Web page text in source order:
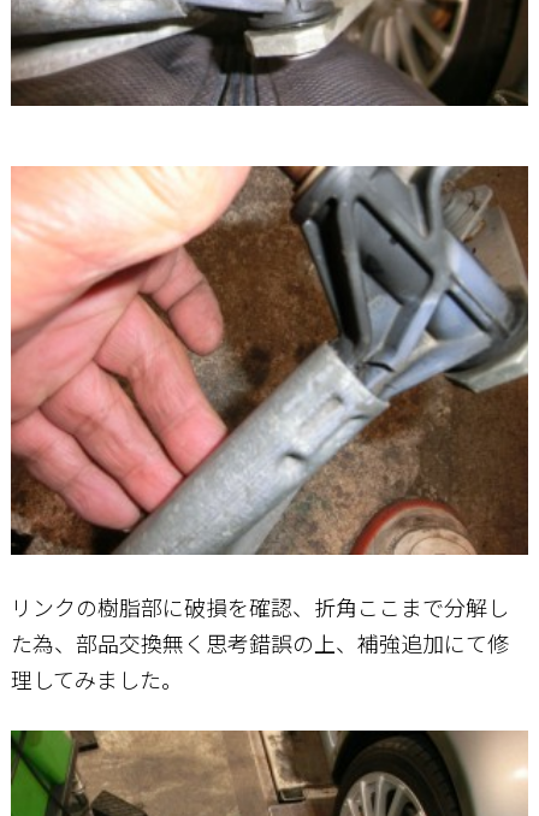
リンクの樹脂部に破損を確認、折角ここまで分解し
た為、部品交換無く思考錯誤の上、補強追加にて修
理してみました。